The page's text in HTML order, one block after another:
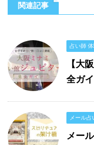
関連記事
占い師
【大
全ガ
メール占
メー